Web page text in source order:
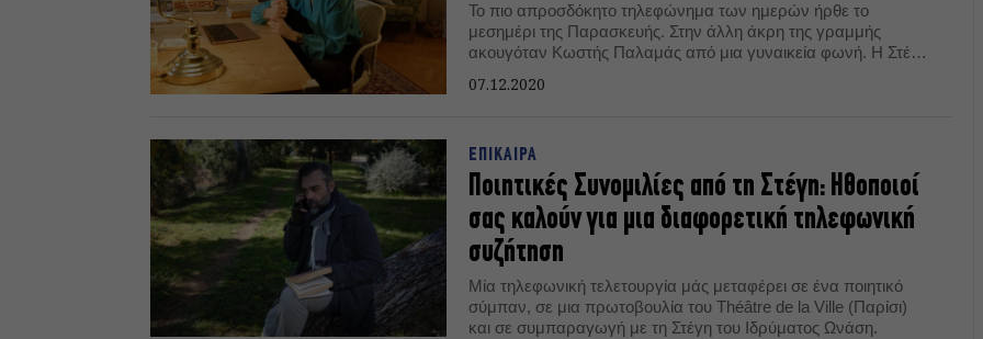
Το πιο απροσδόκητο τηλεφώνημα των ημερών ήρθε το
μεσημέρι της Παρασκευής. Στην άλλη άκρη της γραμμής
ακουγόταν Κωστής Παλαμάς από μια γυναικεία φωνή. Η Στέγη
συνομιλίες». Αλλά είναι κάτι περισσότερο από αυτό.
07.12.2020
ΕΠΙΚΑΙΡΑ
Ποιητικές Συνομιλίες από τη Στέγη: Ηθοποιοί
σας καλούν για μια διαφορετική τηλεφωνική
συζήτηση
Μία τηλεφωνική τελετουργία μάς μεταφέρει σε ένα ποιητικό
σύμπαν, σε μια πρωτοβουλία του Τhéâtre de la Ville (Παρίσι)
και σε συμπαραγωγή με τη Στέγη του Ιδρύματος Ωνάση.